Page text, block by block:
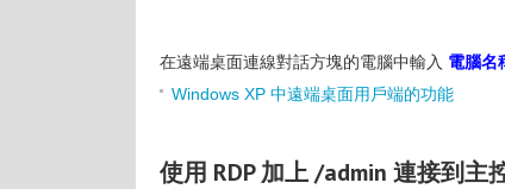
在遠端桌面連線對話方塊的電腦中輸入 電腦
Windows XP 中遠端桌面用戶端的功能
使用 RDP 加上 /admin 連接到主